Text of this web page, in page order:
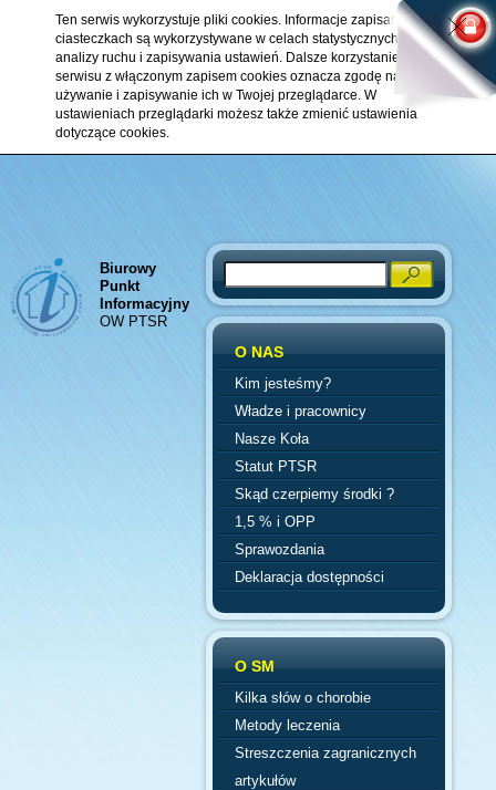
Ten serwis wykorzystuje pliki cookies. Informacje zapisane w
ciasteczkach są wykorzystywane w celach statystycznych,
analizy ruchu i zapisywania ustawień. Dalsze korzystanie z
serwisu z włączonym zapisem cookies oznacza zgodę na ich
używanie i zapisywanie ich w Twojej przeglądarce. W
ustawieniach przeglądarki możesz także zmienić ustawienia
dotyczące cookies.
Biurowy
Punkt
Informacyjny
OW PTSR
Search
O NAS
Kim jesteśmy?
Władze i pracownicy
Nasze Koła
Statut PTSR
Skąd czerpiemy środki ?
1,5 % i OPP
Sprawozdania
Deklaracja dostępności
O SM
Kilka słów o chorobie
Metody leczenia
Streszczenia zagranicznych
artykułów